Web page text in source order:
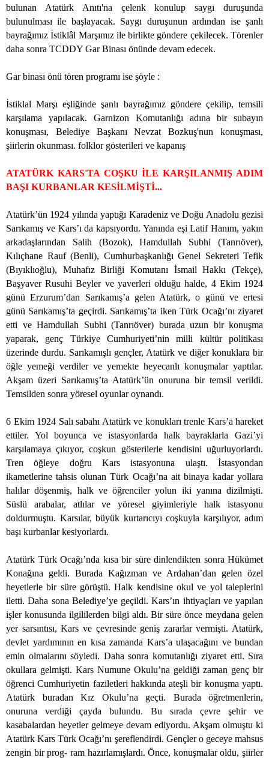
bulunan Atatürk Anıtı'na çelenk konulup saygı duruşunda
bulunulması ile başlayacak. Saygı duruşunun ardından ise şanlı
bayrağımız İstiklâl Marşımız ile birlikte göndere çekilecek. Törenler
daha sonra TCDDY Gar Binası önünde devam edecek.
Gar binası önü tören programı ise şöyle :
İstiklal Marşı eşliğinde şanlı bayrağımız göndere çekilip, temsili
karşılama yapılacak. Garnizon Komutanlığı adına bir subayın
konuşması, Belediye Başkanı Nevzat Bozkuş'nun konuşması,
şiirlerin okunması. folklor gösterileri ve kapanış
ATATÜRK KARS'TA COŞKU İLE KARŞILANMIŞ ADIM
BAŞI KURBANLAR KESİLMİŞTİ...
Atatürk’ün 1924 yılında yaptığı Karadeniz ve Doğu Anadolu gezisi
Sarıkamış ve Kars’ı da kapsıyordu. Yanında eşi Latif Hanım, yakın
arkadaşlarından Salih (Bozok), Hamdullah Subhi (Tanrıöver),
Kılıçhane Rauf (Benli), Cumhurbaşkanlığı Genel Sekreteri Tefik
(Bıyıklıoğlu), Muhafız Birliği Komutanı İsmail Hakkı (Tekçe),
Başyaver Rusuhi Beyler ve yaverleri olduğu halde, 4 Ekim 1924
günü Erzurum’dan Sarıkamış’a gelen Atatürk, o günü ve ertesi
günü Sarıkamış’ta geçirdi. Sarıkamış’ta iken Türk Ocağı’nı ziyaret
etti ve Hamdullah Subhi (Tanrıöver) burada uzun bir konuşma
yaparak, genç Türkiye Cumhuriyeti’nin milli kültür politikası
üzerinde durdu. Sarıkamışlı gençler, Atatürk ve diğer konuklara bir
öğle yemeği verdiler ve yemekte heyecanlı konuşmalar yaptılar.
Akşam üzeri Sarıkamış’ta Atatürk’ün onuruna bir temsil verildi.
Temsilden sonra yöresel oyunlar oynandı.
6 Ekim 1924 Salı sabahı Atatürk ve konukları trenle Kars’a hareket
ettiler. Yol boyunca ve istasyonlarda halk bayraklarla Gazi’yi
karşılamaya çıkıyor, coşkun gösterilerle kendisini uğurluyorlardı.
Tren öğleye doğru Kars istasyonuna ulaştı. İstasyondan
ikametlerine tahsis olunan Türk Ocağı’na ait binaya kadar yollara
halılar döşenmiş, halk ve öğrenciler yolun iki yanına dizilmişti.
Süslü arabalar, atlılar ve yöresel giyimleriyle halk istasyonu
doldurmuştu. Karsılar, büyük kurtarıcıyı coşkuyla karşılıyor, adım
başı kurbanlar kesiyorlardı.
Atatürk Türk Ocağı’nda kısa bir süre dinlendikten sonra Hükümet
Konağına geldi. Burada Kağızman ve Ardahan’dan gelen özel
heyetlerle bir süre görüştü. Halk kendisine okul ve yol taleplerini
iletti. Daha sona Belediye’ye geçildi. Kars’ın ihtiyaçları ve yapılan
işler konusunda ilgililerden bilgi aldı. Bir süre önce meydana gelen
yer sarsıntısı, Kars ve çevresinde geniş zararlar vermişti. Atatürk,
devlet yardımının en kısa zamanda Kars’a ulaşacağını ve bundan
emin olmalarını söyledi. Daha sonra komutanlığı ziyaret etti. Sıra
okullara gelmişti. Kars Numune Okulu’na geldiği zaman genç bir
öğrenci Cumhuriyetin faziletleri hakkında ateşli bir konuşma yaptı.
Atatürk buradan Kız Okulu’na geçti. Burada öğretmenlerin,
onuruna verdiği çayda bulundu. Bu sırada çevre şehir ve
kasabalardan heyetler gelmeye devam ediyordu. Akşam olmuştu ki
Atatürk Kars Türk Ocağı’nı şereflendirdi. Gençler o geceye mahsus
zengin bir prog- ram hazırlamışlardı. Önce, konuşmalar oldu, şiirler